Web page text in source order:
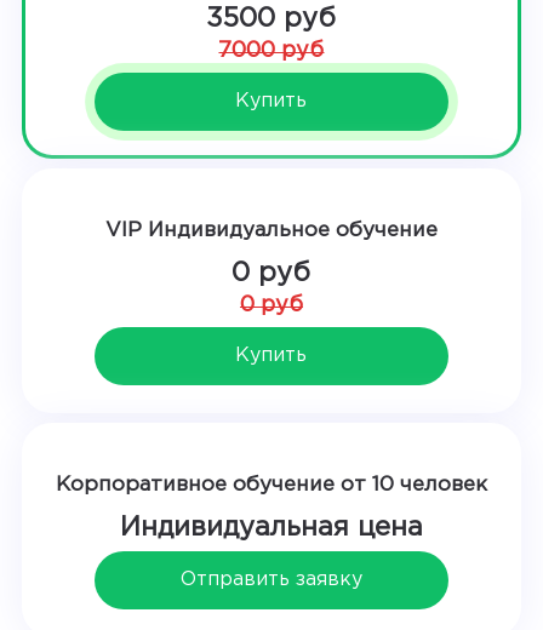
3500 руб
7000 руб
Купить
VIP Индивидуальное обучение
0 руб
0 руб
Купить
Корпоративное обучение от 10 человек
Индивидуальная цена
Отправить заявку